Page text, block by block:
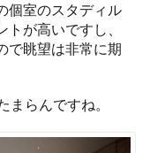
個室のスタディル
が高いですし、
で眺望は非常に期
まらんですね。